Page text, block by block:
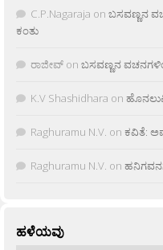
C.P.Nagaraja on ಬಸವಣ್ಣನ
ಕಂತು
ರಾಜೀವ್ on ಬಸವಣ್ಣನ
K.V Shashidhara on
Raghuramu N.V. on ಕವಿತೆ:
Raghuramu N.V. on
ಹಳೆಯವು